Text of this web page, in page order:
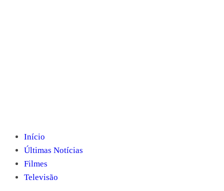
Início
Últimas Notícias
Filmes
Televisão